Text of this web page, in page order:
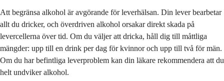
Att begränsa alkohol är avgörande för leverhälsan. Din lever bearbetar
allt du dricker, och överdriven alkohol orsakar direkt skada på
levercellerna över tid. Om du väljer att dricka, håll dig till måttliga
mängder: upp till en drink per dag för kvinnor och upp till två för män.
Om du har befintliga leverproblem kan din läkare rekommendera att du
helt undviker alkohol.